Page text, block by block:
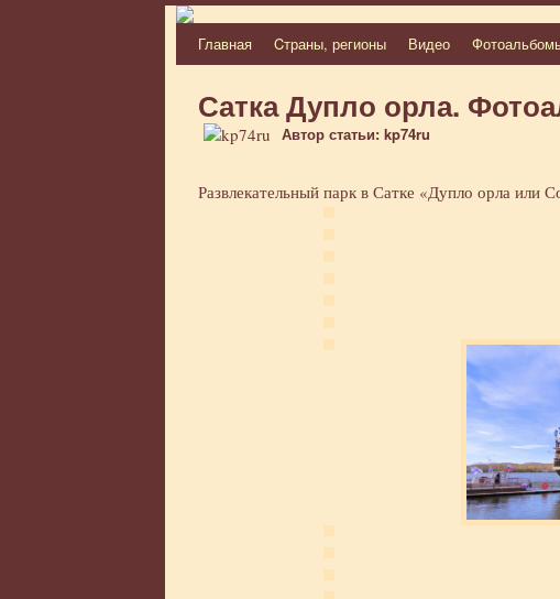
Перейти
содержимому
Главная Cтраны, регионы Видео
Сатка Дупло орла.
Автор статьи: kp74ru
Развлекательный парк в Сатке «Дупло орла или